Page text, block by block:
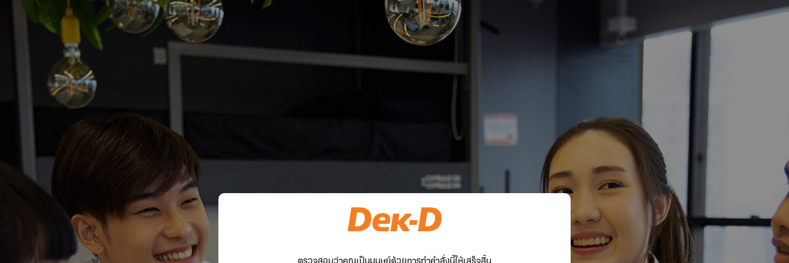
ตรวจสอบว่าคุณเป็นมนุษย์ด้วยการทำคำสั่งนี้ให้เสร็จสิ้น